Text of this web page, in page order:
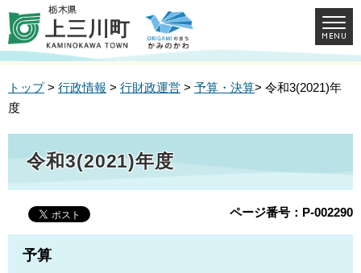
トップ> 行政情報 > 行財政運営 > 予算・決算> 令和3(2021)年
度
令和3(2021)年度
ページ番号：P-002290
予算